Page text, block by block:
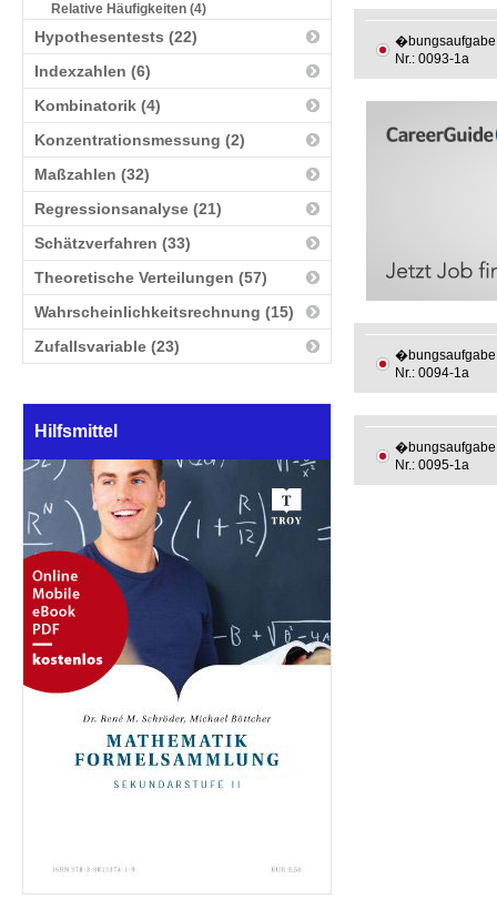
Relative Häufigkeiten (4)
Hypothesentests (22)
Indexzahlen (6)
Kombinatorik (4)
Konzentrationsmessung (2)
Maßzahlen (32)
Regressionsanalyse (21)
Schätzverfahren (33)
Theoretische Verteilungen (57)
Wahrscheinlichkeitsrechnung (15)
Zufallsvariable (23)
Hilfsmittel
�bungsaufgabe
Nr.: 0093-1a
�bungsaufgabe
Nr.: 0094-1a
�bungsaufgabe
Nr.: 0095-1a